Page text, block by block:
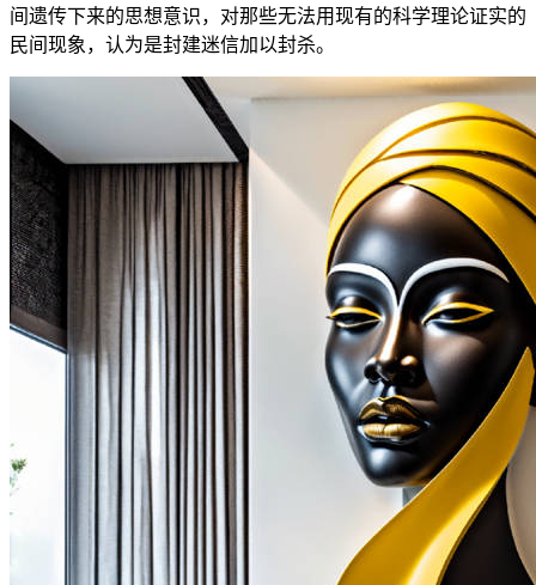
间遗传下来的思想意识，对那些无法用现有的科学理论证实的
民间现象，认为是封建迷信加以封杀。